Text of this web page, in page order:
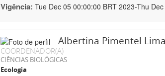
Vigência: Tue Dec 05 00:00:00 BRT 2023-Thu
Albertina Pimentel Lima
COORDENADOR(A)
CIÊNCIAS BIOLÓGICAS
Ecologia